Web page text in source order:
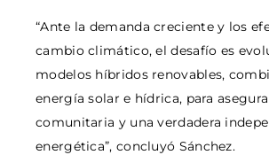
“Ante la demanda creciente y los
cambio climático, el desafío es
modelos híbridos renovables,
energía solar e hídrica, para
comunitaria y una verdadera
energética”, concluyó Sánchez.